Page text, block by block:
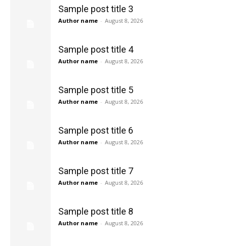
Sample post title 3
Author name - August 8, 2026
Sample post title 4
Author name - August 8, 2026
Sample post title 5
Author name - August 8, 2026
Sample post title 6
Author name - August 8, 2026
Sample post title 7
Author name - August 8, 2026
Sample post title 8
Author name - August 8, 2026